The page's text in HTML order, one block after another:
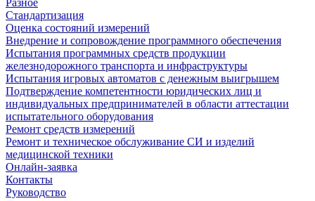
Стандартизация
Оценка состояний измерений
Внедрение и сопровождение программного обеспечения
Испытания программных средств продукции
железнодорожного транспорта и инфраструктуры
Испытания игровых автоматов с денежным выигрышем
Подтверждение компетентности юридических лиц и
индивидуальных предпринимателей в области аттестации
испытательного оборудования
Ремонт средств измерений
Ремонт и техническое обслуживание СИ и изделий
медицинской техники
Онлайн-заявка
Контакты
Руководство